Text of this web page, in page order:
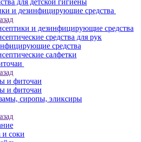
для детской гигиены
и дезинфицирующие средства
и дезинфицирующие средства
средства для рук
средства
салфетки
и фиточаи
и фиточаи
сиропы, эликсиры
и соки